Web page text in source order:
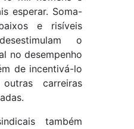
esperar. Soma-
e risíveis
o
no desempenho
de incentivá-lo
carreiras
também